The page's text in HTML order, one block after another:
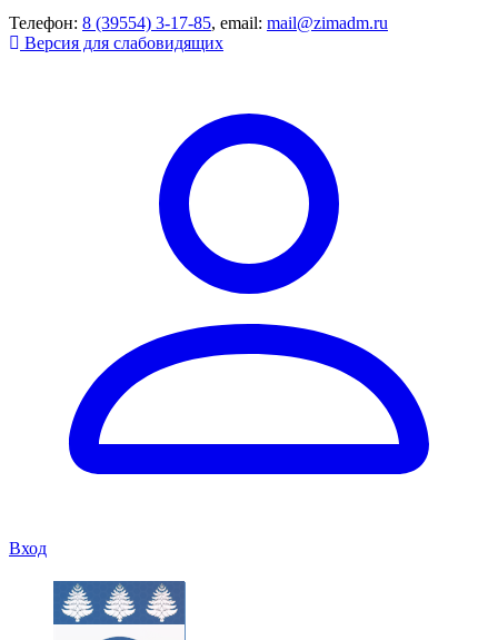
Телефон: 8 (39554) 3-17-85, email: mail@zimadm.ru
Версия для слабовидящих
Вход